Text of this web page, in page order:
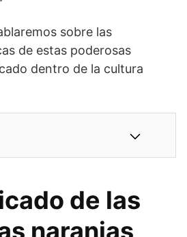
sobre las
de estas poderosas
dentro de la cultura
de las
naranjas